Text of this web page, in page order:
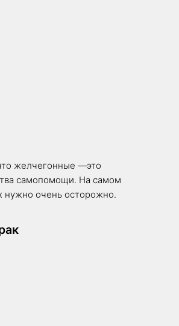
желчегонные —это
самопомощи. На самом
нужно очень осторожно.